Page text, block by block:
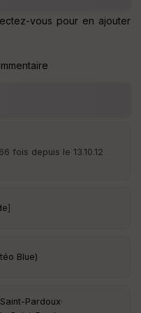
v
r
d
vous pour en ajouter
fois depuis le 13.10.12
]
Blue)
Saint-Pardoux·